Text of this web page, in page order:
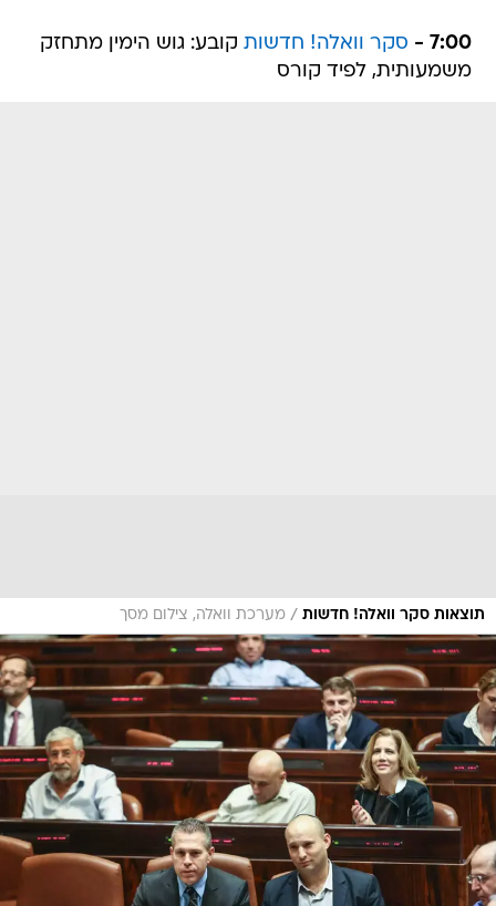
7:00 - סקר וואלה! חדשות קובע: גוש הימין מתחזק
משמעותית, לפיד קורס
תוצאות סקר וואלה! חדשות / מערכת וואלה, צילום מסך